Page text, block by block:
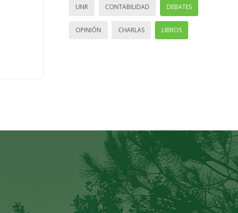
UNR CONTABILIDAD DEBATES
OPINIÓN CHARLAS LIBROS